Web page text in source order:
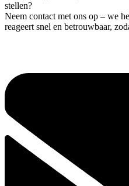
stellen?
Neem contact met ons op – we
reageert snel en betrouwbaar,